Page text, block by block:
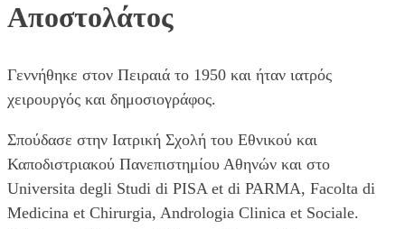
Αποστολάτος
Γεννήθηκε στον Πειραιά το 1950 και ήταν ιατρός
χειρουργός και δημοσιογράφος.
Σπούδασε στην Ιατρική Σχολή του Εθνικού και
Καποδιστριακού Πανεπιστημίου Αθηνών και στο
Universita degli Studi di PISA et di PARMA, Facolta di
Medicina et Chirurgia, Andrologia Clinica et Sociale.